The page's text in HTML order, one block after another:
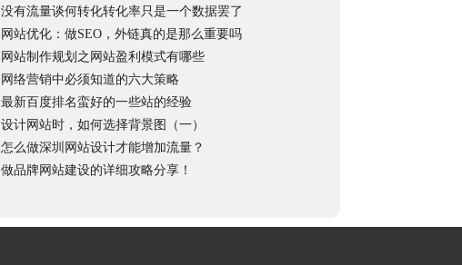
没有流量谈何转化转化率只是一个数据罢了
网站优化：做SEO，外链真的是那么重要吗
网站制作规划之网站盈利模式有哪些
网络营销中必须知道的六大策略
最新百度排名蛮好的一些站的经验
设计网站时，如何选择背景图（一）
怎么做深圳网站设计才能增加流量？
做品牌网站建设的详细攻略分享！